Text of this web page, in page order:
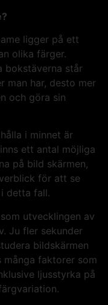
ligger på ett
olika färger.
bokstäverna står
man har, desto mer
och göra sin
i minnet är
ett antal möjliga
på bild skärmen,
för att se
detta fall.
utvecklingen av
Ju fler sekunder
bildskärmen
många faktorer som
ljusstyrka på